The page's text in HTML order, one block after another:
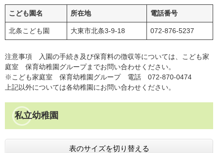
こども園名 所在地 電話番号
北条こども園 大東市北条3-9-18 072-876-5237
注意事項 入園の手続き及び保育料の徴収等については、こども家
庭室 保育幼稚園グループまでお問い合わせください。
※こども家庭室 保育幼稚園グループ 電話 072-870-0474
上記以外については各幼稚園にお問い合わせください。
私立幼稚園
表のサイズを切り替える